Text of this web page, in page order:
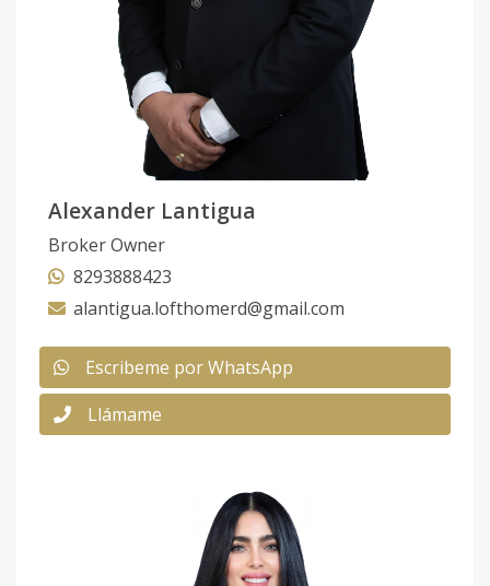
Alexander Lantigua
Broker Owner
8293888423
alantigua.lofthomerd@gmail.com
Escribeme por WhatsApp
Llámame